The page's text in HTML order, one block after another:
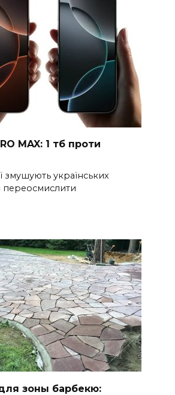
MAX: 1 тб проти
змушують українських
переосмислити
зоны барбекю: